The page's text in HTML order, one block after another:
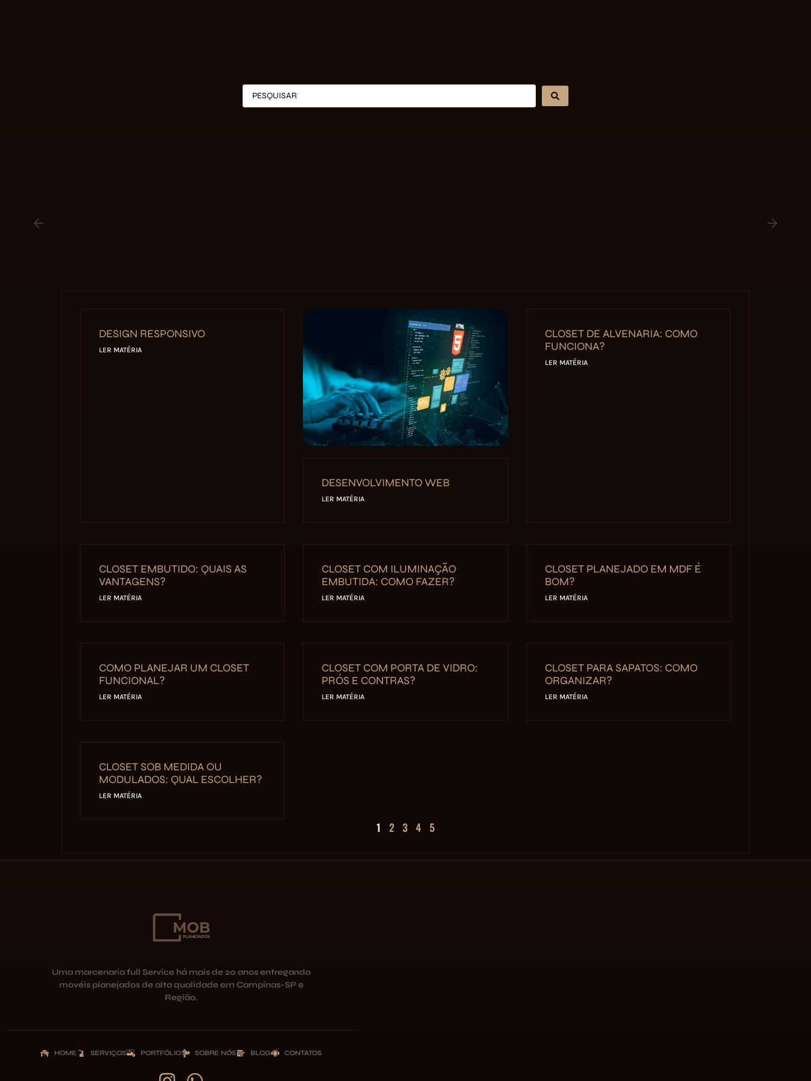
DESIGN RESPONSIVO
LER MATÉRIA
DESENVOLVIMENTO WEB
LER MATÉRIA
CLOSET DE ALVENARIA: COMO
FUNCIONA?
LER MATÉRIA
CLOSET EMBUTIDO: QUAIS AS
VANTAGENS?
LER MATÉRIA
CLOSET COM ILUMINAÇÃO
EMBUTIDA: COMO FAZER?
LER MATÉRIA
CLOSET PLANEJADO EM MDF É
BOM?
LER MATÉRIA
COMO PLANEJAR UM CLOSET
FUNCIONAL?
LER MATÉRIA
CLOSET COM PORTA DE VIDRO:
PRÓS E CONTRAS?
LER MATÉRIA
CLOSET PARA SAPATOS: COMO
ORGANIZAR?
LER MATÉRIA
CLOSET SOB MEDIDA OU
MODULADOS: QUAL ESCOLHER?
LER MATÉRIA
1 2 3 4 5
Uma marcenaria full Service há mais de 20 anos entregando
movéis planejados de alta qualidade em Campinas-SP e
Região.
HOME SERVIÇOS PORTFÓLIO SOBRE NÓS BLOG CONTATOS